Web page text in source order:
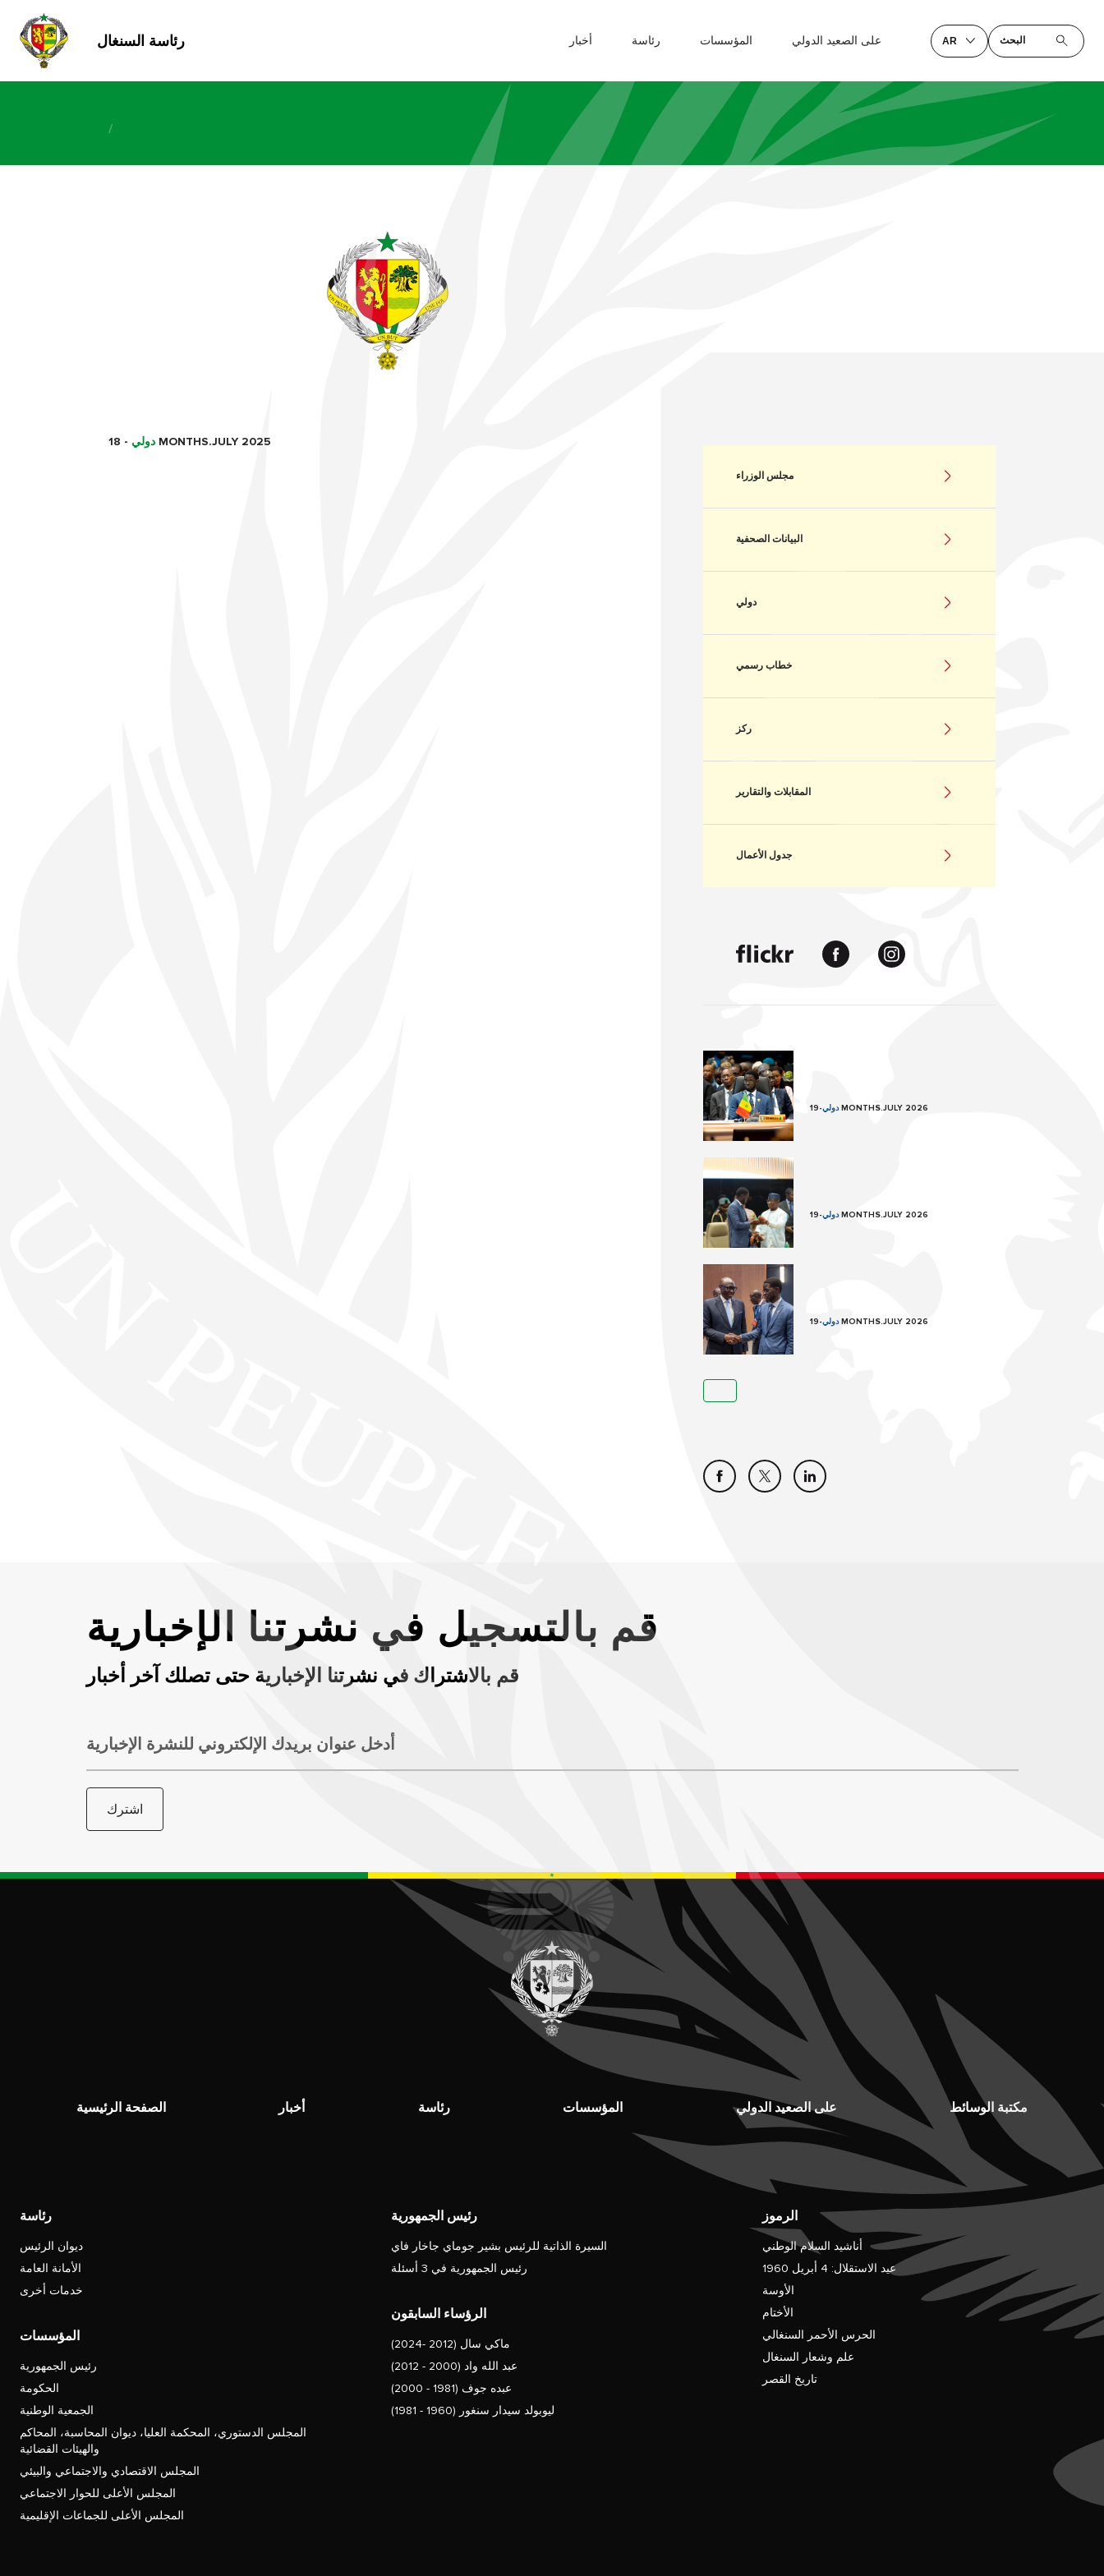
رئاسة السنغال أخبار رئاسة المؤسسات على الصعيد الدولي AR البحث
/
دولي - 18 MONTHS.JULY 2025
مجلس الوزراء
البيانات الصحفية
دولي
خطاب رسمي
ركز
المقابلات والتقارير
جدول الأعمال
دولي- 19 MONTHS.JULY 2026
دولي- 19 MONTHS.JULY 2026
دولي- 19 MONTHS.JULY 2026
قم بالتسجيل في نشرتنا الإخبارية
قم بالاشتراك في نشرتنا الإخبارية حتى تصلك آخر أخبار
أدخل عنوان بريدك الإلكتروني للنشرة الإخبارية
اشترك
الصفحة الرئيسية أخبار رئاسة المؤسسات على الصعيد الدولي مكتبة الوسائط
رئاسة
ديوان الرئيس
الأمانة العامة
خدمات أخرى
المؤسسات
رئيس الجمهورية
الحكومة
الجمعية الوطنية
المجلس الدستوري، المحكمة العليا، ديوان المحاسبة، المحاكم
والهيئات القضائية
المجلس الاقتصادي والاجتماعي والبيئي
المجلس الأعلى للحوار الاجتماعي
المجلس الأعلى للجماعات الإقليمية
رئيس الجمهورية
السيرة الذاتية للرئيس بشير جوماي جاخار فاي
رئيس الجمهورية في 3 أسئلة
الرؤساء السابقون
ماكي سال (2012 -2024)
عبد الله واد (2000 - 2012)
عبده جوف (1981 - 2000)
ليوبولد سيدار سنغور (1960 - 1981)
الرموز
أناشيد السلام الوطني
عيد الاستقلال: 4 أبريل 1960
الأوسة
الأختام
الحرس الأحمر السنغالي
علم وشعار السنغال
تاريخ القصر